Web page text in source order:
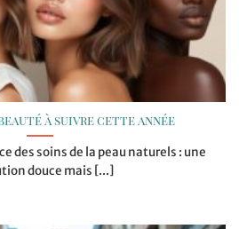
à suivre cette année
des soins de la peau naturels : une
douce mais [...]